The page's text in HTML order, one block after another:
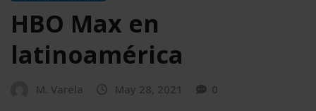
HBO Max en
latinoamérica
M. Varela May 28, 2021 0